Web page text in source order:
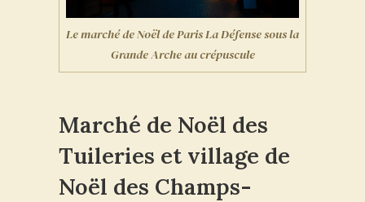
Le marché de Noël de Paris La Défense sous la
Grande Arche au crépuscule
Marché de Noël des
Tuileries et village de
Noël des Champs-